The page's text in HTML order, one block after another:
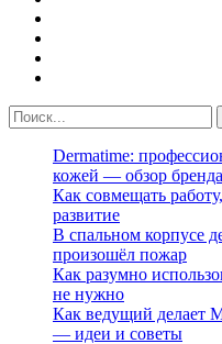
Dermatime:
кожей — обзор
Как совмещать
развитие
В спальном корпусе
произошёл пожар
Как разумно
не нужно
Как ведущий делает
— идеи и советы